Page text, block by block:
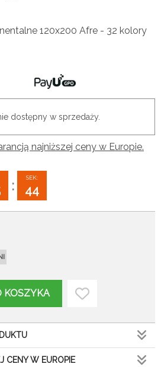
120x200 Afre - 32 kolory
dostępny w sprzedaży.
najniższej ceny w Europie.
:
SEK:
43
KOSZYKA
CENY W EUROPIE